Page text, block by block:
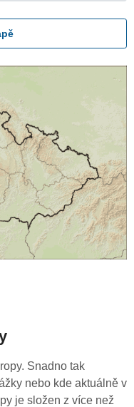
Snadno tak
nebo kde aktuálně v
je složen z více než